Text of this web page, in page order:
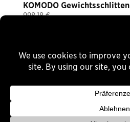
KOMODO Gewichtsschlitten
998,18€
Delivery Time: ca. 6-8 Wochen